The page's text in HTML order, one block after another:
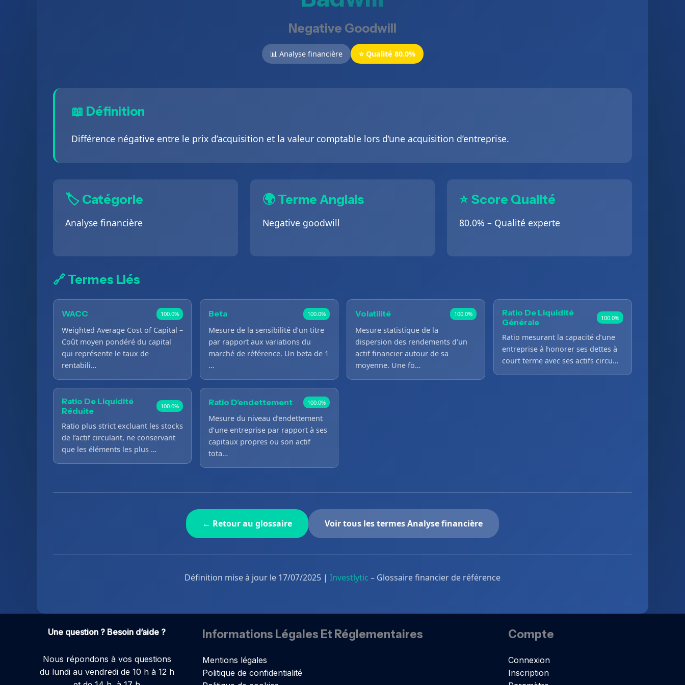
Negative Goodwill
📊 Analyse financière ⭐ Qualité 80.0%
📖 Définition
Différence négative entre le prix d’acquisition et la valeur comptable lors d’une acquisition d’entreprise.
🏷️ Catégorie
Analyse financière
🌍 Terme Anglais
Negative goodwill
⭐ Score Qualité
80.0% – Qualité experte
🔗 Termes Liés
WACC 100.0%
Weighted Average Cost of Capital –
Coût moyen pondéré du capital
qui représente le taux de
rentabili…
Beta 100.0%
Mesure de la sensibilité d’un titre
par rapport aux variations du
marché de référence. Un beta de 1
…
Volatilité 100.0%
Mesure statistique de la
dispersion des rendements d’un
actif financier autour de sa
moyenne. Une fo…
Ratio De Liquidité
Générale
100.0%
Ratio mesurant la capacité d’une
entreprise à honorer ses dettes à
court terme avec ses actifs circu…
Ratio De Liquidité
Réduite
100.0%
Ratio plus strict excluant les stocks
de l’actif circulant, ne conservant
que les éléments les plus …
Ratio D’endettement 100.0%
Mesure du niveau d’endettement
d’une entreprise par rapport à ses
capitaux propres ou son actif
tota…
← Retour au glossaire Voir tous les termes Analyse financière
Définition mise à jour le 17/07/2025 | Investlytic – Glossaire financier de référence
Une question ? Besoin d’aide ?
Nous répondons à vos questions
du lundi au vendredi de 10 h à 12 h
Informations Légales Et Réglementaires
Mentions légales
Politique de confidentialité
Compte
Connexion
Inscription